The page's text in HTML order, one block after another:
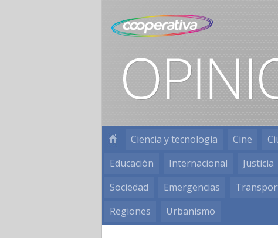
Ciencia y tecnología Cine
Educación
Internacional Justicia
Sociedad
Emergencias
Regiones
Urbanismo